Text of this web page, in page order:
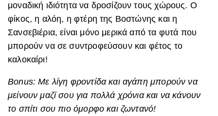
μοναδική ιδιότητα να δροσίζουν τους χώρους. Ο
φίκος, η αλόη, η φτέρη της Βοστώνης και η
Σανσεβιέρια, είναι μόνο μερικά από τα φυτά που
μπορούν να σε συντροφεύσουν και φέτος το
καλοκαίρι!
Bonus:Με λίγη φροντίδα και αγάπη μπορούν να
μείνουν μαζί σου για πολλά χρόνια και να κάνουν
το σπίτι σου πιο όμορφο και ζωντανό!